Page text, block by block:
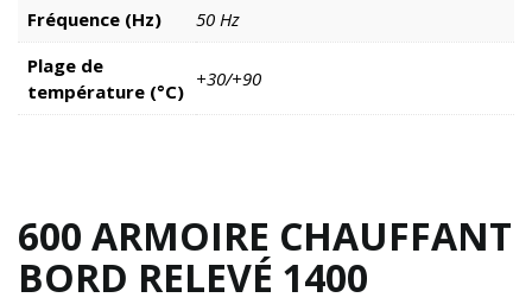
Fréquence (Hz)
50 Hz
Plage de
température (°C)
+30/+90
600 ARMOIRE CHAUFFANT
BORD RELEVÉ 1400